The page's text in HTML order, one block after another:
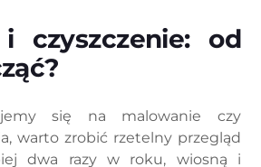
czyszczenie: od
się na malowanie czy
warto zrobić rzetelny przegląd
dwa razy w roku, wiosną i